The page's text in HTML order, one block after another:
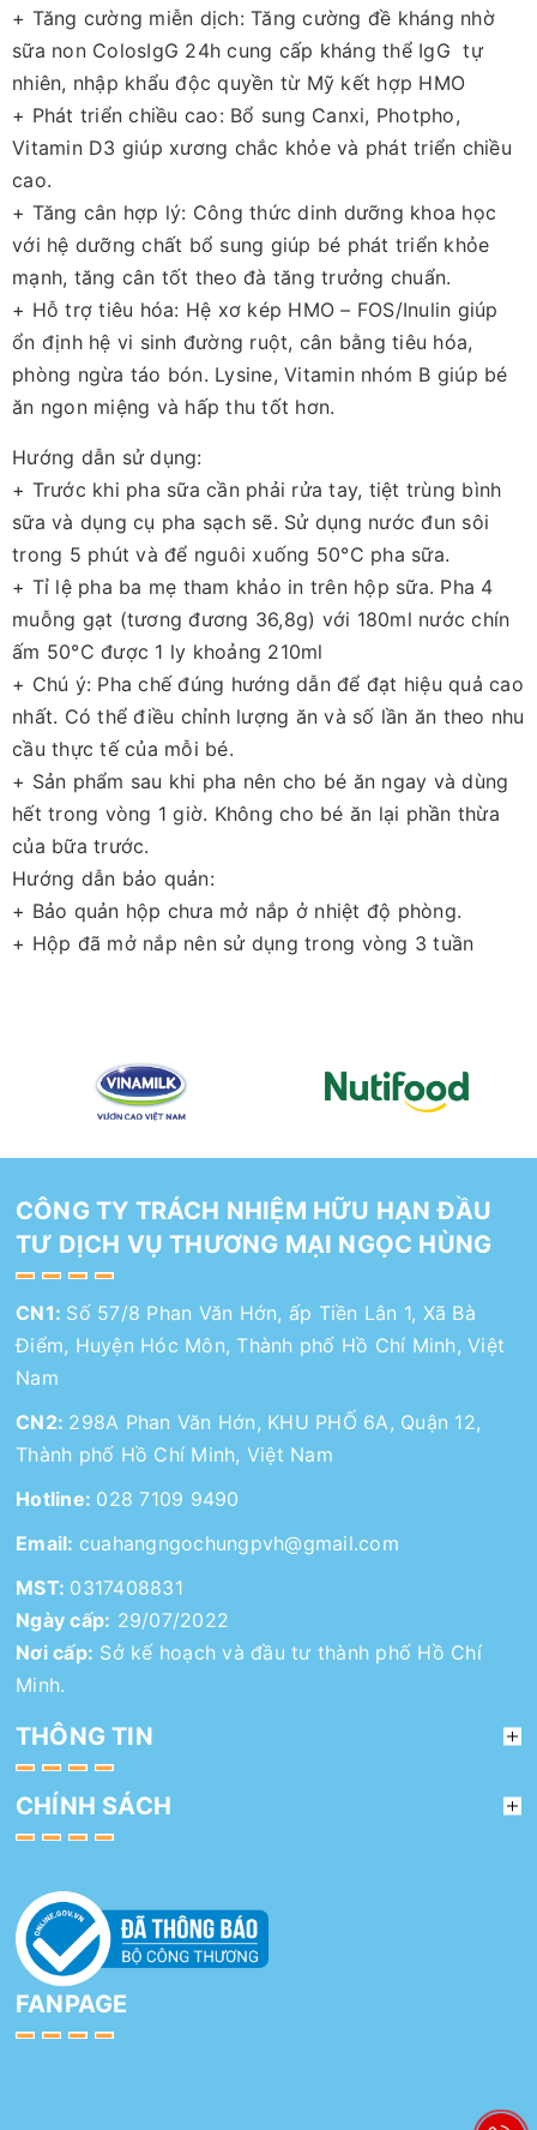
+ Tăng cường miễn dịch: Tăng cường đề kháng nhờ
sữa non ColosIgG 24h cung cấp kháng thể IgG tự
nhiên, nhập khẩu độc quyền từ Mỹ kết hợp HMO
+ Phát triển chiều cao: Bổ sung Canxi, Photpho,
Vitamin D3 giúp xương chắc khỏe và phát triển chiều
cao.
+ Tăng cân hợp lý: Công thức dinh dưỡng khoa học
với hệ dưỡng chất bổ sung giúp bé phát triển khỏe
mạnh, tăng cân tốt theo đà tăng trưởng chuẩn.
+ Hỗ trợ tiêu hóa: Hệ xơ kép HMO – FOS/Inulin giúp
ổn định hệ vi sinh đường ruột, cân bằng tiêu hóa,
phòng ngừa táo bón. Lysine, Vitamin nhóm B giúp bé
ăn ngon miệng và hấp thu tốt hơn.
Hướng dẫn sử dụng:
+ Trước khi pha sữa cần phải rửa tay, tiệt trùng bình
sữa và dụng cụ pha sạch sẽ. Sử dụng nước đun sôi
trong 5 phút và để nguôi xuống 50°C pha sữa.
+ Tỉ lệ pha ba mẹ tham khảo in trên hộp sữa. Pha 4
muỗng gạt (tương đương 36,8g) với 180ml nước chín
ấm 50°C được 1 ly khoảng 210ml
+ Chú ý: Pha chế đúng hướng dẫn để đạt hiệu quả cao
nhất. Có thể điều chỉnh lượng ăn và số lần ăn theo nhu
cầu thực tế của mỗi bé.
+ Sản phẩm sau khi pha nên cho bé ăn ngay và dùng
hết trong vòng 1 giờ. Không cho bé ăn lại phần thừa
của bữa trước.
Hướng dẫn bảo quản:
+ Bảo quản hộp chưa mở nắp ở nhiệt độ phòng.
+ Hộp đã mở nắp nên sử dụng trong vòng 3 tuần
CÔNG TY TRÁCH NHIỆM HỮU HẠN ĐẦU
TƯ DỊCH VỤ THƯƠNG MẠI NGỌC HÙNG
CN1: Số 57/8 Phan Văn Hớn, ấp Tiền Lân 1, Xã Bà
Điểm, Huyện Hóc Môn, Thành phố Hồ Chí Minh, Việt
Nam
CN2: 298A Phan Văn Hớn, KHU PHỐ 6A, Quận 12,
Thành phố Hồ Chí Minh, Việt Nam
Hotline: 028 7109 9490
Email: cuahangngochungpvh@gmail.com
MST: 0317408831
Ngày cấp: 29/07/2022
Nơi cấp: Sở kế hoạch và đầu tư thành phố Hồ Chí
Minh.
THÔNG TIN
CHÍNH SÁCH
FANPAGE